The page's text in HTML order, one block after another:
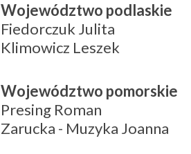
Województwo podlaskie
Fiedorczuk Julita
Klimowicz Leszek
Województwo pomorskie
Presing Roman
Zarucka - Muzyka Joanna